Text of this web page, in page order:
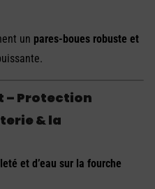
un pares-boues robuste et
– Protection
& la
et d’eau sur la fourche